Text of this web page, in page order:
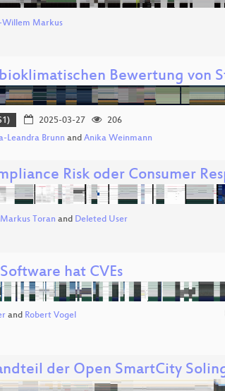
Willem Markus
Bewertung von
2025-03-27
206
Leandra Brunn and Anika Weinmann
Risk oder Consumer
Markus Toran and Deleted User
hat CVEs
and Robert Vogel
der Open SmartCity